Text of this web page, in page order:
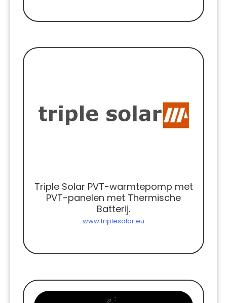
Triple Solar PVT-warmtepomp met
PVT-panelen met Thermische
Batterij.
www.triplesolar.eu